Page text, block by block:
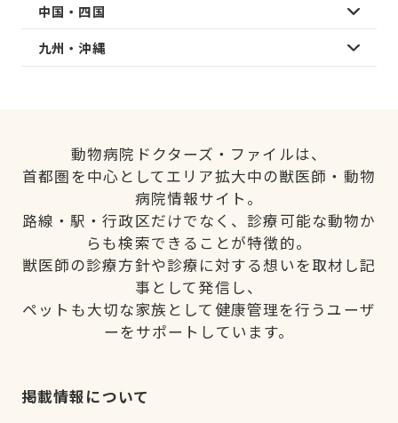
中国・四国
九州・沖縄
動物病院ドクターズ・ファイルは、
首都圏を中心としてエリア拡大中の獣医師・動物
病院情報サイト。
路線・駅・行政区だけでなく、診療可能な動物か
らも検索できることが特徴的。
獣医師の診療方針や診療に対する想いを取材し記
事として発信し、
ペットも大切な家族として健康管理を行うユーザ
ーをサポートしています。
掲載情報について